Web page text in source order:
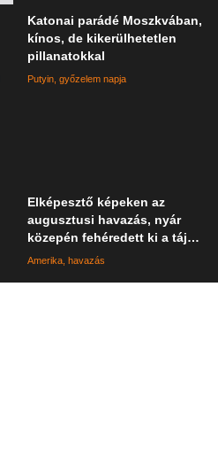
Katonai parádé Moszkvában,
kínos, de kikerülhetetlen
pillanatokkal
Putyin győzelem napja
Elképesztő képeken az
augusztusi havazás, nyár
közepén fehéredett ki a táj
Kaliforniában
Amerika havazás